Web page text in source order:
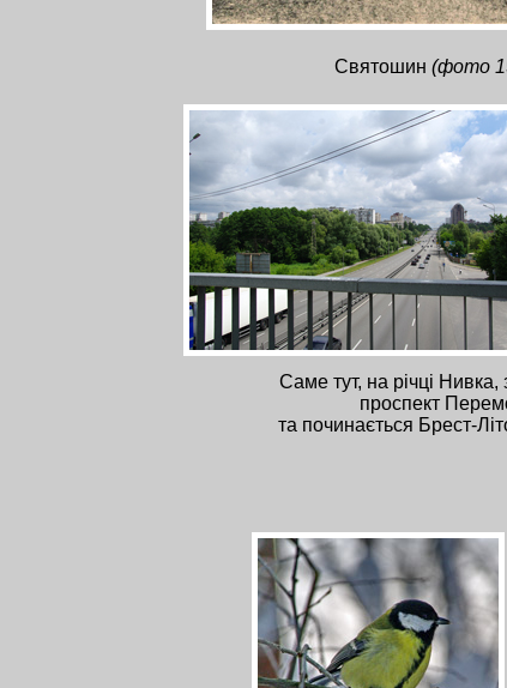
Святошин (фото
Саме тут, на річці Нивка,
проспект
та починається Брест-